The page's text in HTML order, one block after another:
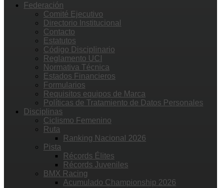
Federación
Comité Ejecutivo
Directorio Institucional
Contacto
Estatutos
Código Disciplinario
Reglamento UCI
Normativa Técnica
Estados Financieros
Formularios
Requisitos equipos de Marca
Políticas de Tratamiento de Datos Personales
Disciplinas
Ciclismo Femenino
Ruta
Ranking Nacional 2026
Pista
Récords Élites
Récords Juveniles
BMX Racing
Acumulado Championship 2026